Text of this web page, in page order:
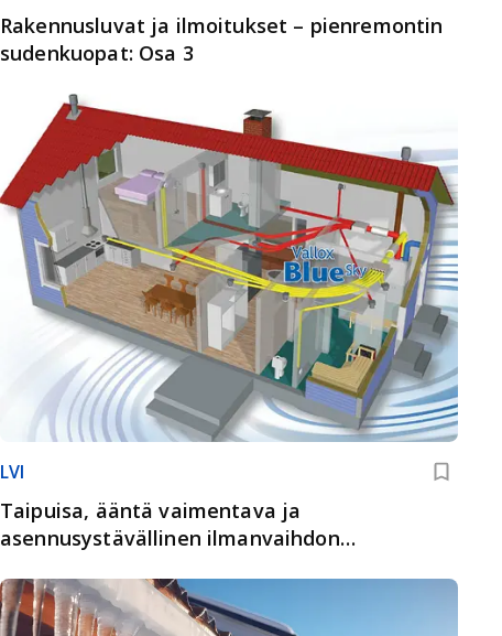
Rakennusluvat ja ilmoitukset – pienremontin
sudenkuopat: Osa 3
LVI
Taipuisa, ääntä vaimentava ja
asennusystävällinen ilmanvaihdon